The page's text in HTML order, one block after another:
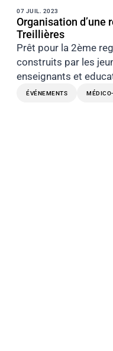
07 JUIL. 2023
Organisation d’une
Treillières
Prêt pour la 2ème
construits par les
enseignants et
ÉVÉNEMENTS